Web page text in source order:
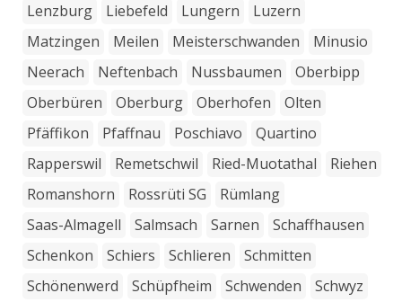
Lenzburg
Liebefeld Lungern
Luzern
Matzingen
Meilen Meisterschwanden
Minusio
Neerach
Neftenbach Nussbaumen
Oberbipp
Oberbüren
Oberburg Oberhofen
Olten
Pfäffikon
Pfaffnau Poschiavo
Quartino
Rapperswil
Remetschwil Ried-Muotathal
Riehen
Romanshorn
Rossrüti SG
Rümlang
Saas-Almagell
Salmsach Sarnen
Schaffhausen
Schenkon
Schiers Schlieren
Schmitten
Schönenwerd
Schüpfheim Schwenden
Schwyz